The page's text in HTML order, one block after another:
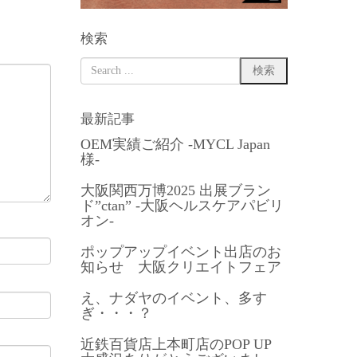
検索
最新記事
OEM実績ご紹介 -MYCL Japan
様-
大阪関西万博2025 出展ブラン
ド”ctan” -大阪ヘルスケアパビリ
オン-
ポップアップイベント出店のお
知らせ 大阪クリエイトフェア
え、ナダヤのイベント、多す
ぎ・・・？
近鉄百貨店上本町店のPOP UP